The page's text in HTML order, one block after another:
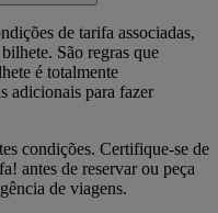
de tarifa associadas,
São regras que
é totalmente
adicionais para fazer
condições. Certifique-se de
antes de reservar ou peça
de viagens.